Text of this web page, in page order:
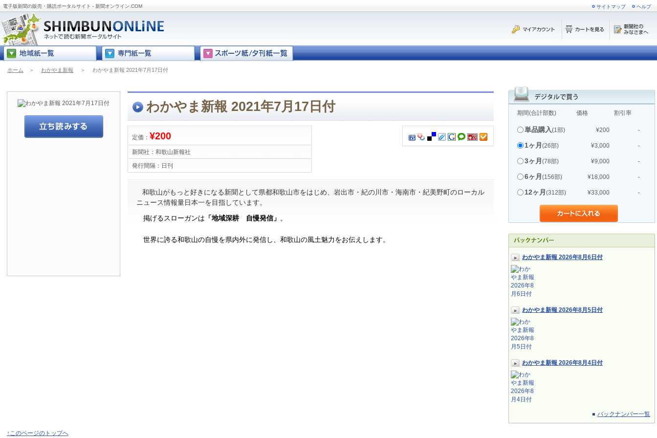
電子版新聞の販売・購読ポータルサイト - 新聞オンライン.COM サイトマップ ヘルプ
ホーム ＞ わかやま新報 ＞ わかやま新報 2021年7月17日付
期間(合計部数) 価格 割引率
単品購入(1部) ¥200 -
1ヶ月 (26部) ¥3,000 -
3ヶ月 (78部) ¥9,000 -
6ヶ月 (156部) ¥18,000 -
12ヶ月 (312部) ¥33,000 -
わかやま新報 2026年8月6日付
わかやま新報 2026年8月5日付
わかやま新報 2026年8月4日付
バックナンバー一覧
わかやま新報 2021年7月17日付
定価： ¥200
新聞社： 和歌山新報社
発行間隔： 日刊
和歌山がもっと好きになる新聞として県都和歌山市をはじめ、岩出市・紀の川市・海南市・紀美野町のローカル
ニュース情報量日本一を目指しています。
掲げるスローガンは 「地域深耕 自慢発信」 。
世界に誇る和歌山の自慢を県内外に発信し、和歌山の風土魅力をお伝えします。
↑このページのトップへ